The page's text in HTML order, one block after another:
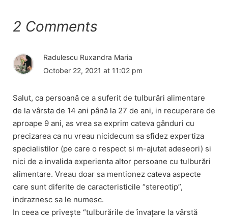
2 Comments
Radulescu Ruxandra Maria
October 22, 2021 at 11:02 pm
Salut, ca persoană ce a suferit de tulburări alimentare
de la vârsta de 14 ani până la 27 de ani, in recuperare de
aproape 9 ani, as vrea sa exprim cateva gânduri cu
precizarea ca nu vreau nicidecum sa sfidez expertiza
specialistilor (pe care o respect si m-ajutat adeseori) si
nici de a invalida experienta altor persoane cu tulburări
alimentare. Vreau doar sa mentionez cateva aspecte
care sunt diferite de caracteristicile “stereotip”,
indraznesc sa le numesc.
In ceea ce privește “tulburările de învațare la vârstă